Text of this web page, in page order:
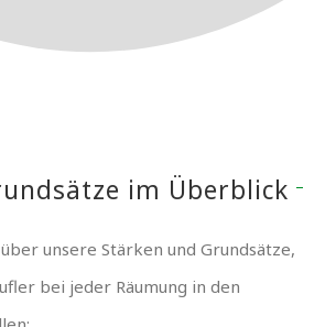
im Überblick
unsere Stärken und Grundsätze,
bei jeder Räumung in den